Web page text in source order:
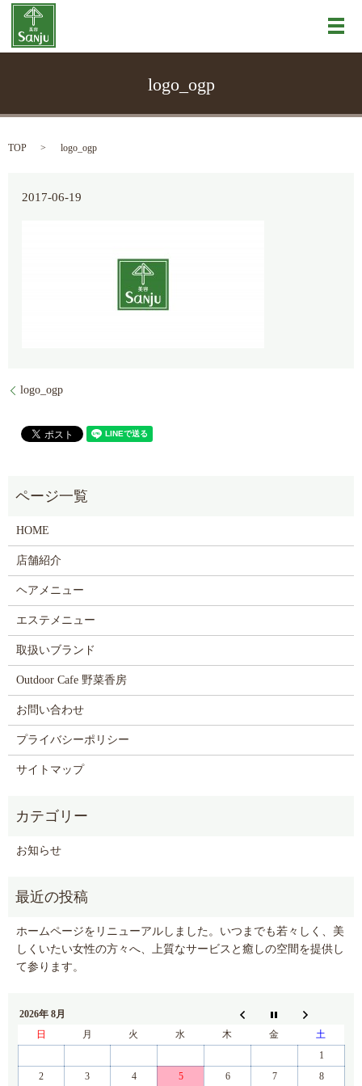
メ
logo_ogp
TOP logo_ogp
2017-06-19
logo_ogp
HOME
店舗紹介
ヘアメニュー
エステメニュー
取扱いブランド
Outdoor Cafe 野菜香房
お問い合わせ
プライバシーポリシー
サイトマップ
お知らせ
ホームページをリニューアルしました。いつまでも若々しく、美
しくいたい女性の方々へ、上質なサービスと癒しの空間を提供し
て参ります。
2026年 8月
日
月 火 水 木 金
土
1
2
3 4 5 6 7 8